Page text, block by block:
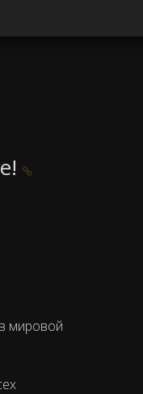
мировой